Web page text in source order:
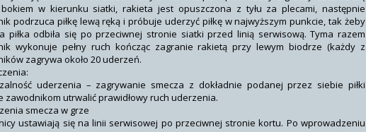
w kierunku siatki, rakieta jest opuszczona z tyłu za plecami, następnie
podrzuca piłkę lewą ręką i próbuje uderzyć piłkę w najwyższym punkcie, tak żeby
piłka odbiła się po przeciwnej stronie siatki przed linią serwisową. Tyma razem
wykonuje pełny ruch kończąc zagranie rakietą przy lewym biodrze (każdy z
zagrywa około 20 uderzeń.
uderzenia – zagrywanie smecza z dokładnie podanej przez siebie piłki
zawodnikom utrwalić prawidłowy ruch uderzenia.
smecza w grze
ustawiają się na linii serwisowej po przeciwnej stronie kortu. Po wprowadzeniu